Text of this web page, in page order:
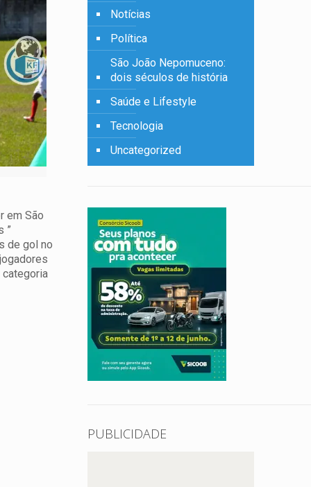
em São
”
de gol no
categoria
Notícias
Política
São João Nepomuceno:
dois séculos de história
Saúde e Lifestyle
Tecnologia
Uncategorized
PUBLICIDADE